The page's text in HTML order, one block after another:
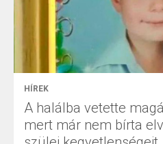
HÍREK
A halálba vetette
mert már nem bírta